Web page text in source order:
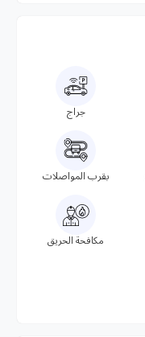
جراج
بقرب المواصلات
مكافحة الحريق